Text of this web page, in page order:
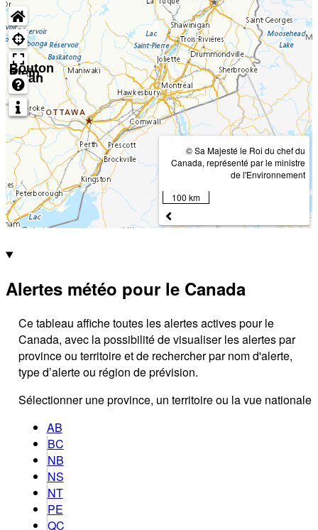
Bouton
Plein
écran
© Sa Majesté le Roi du chef du
Canada, représenté par le ministre
de l'Environnement
100 km
Alertes météo pour le Canada
Ce tableau affiche toutes les alertes actives pour le
Canada, avec la possibilité de visualiser les alertes par
province ou territoire et de rechercher par nom d'alerte,
type d’alerte ou région de prévision.
Sélectionner une province, un territoire ou la vue nationale
AB
BC
NB
NS
NT
PE
QC